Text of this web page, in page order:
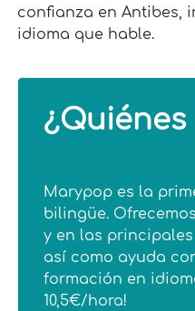
confianza en Antibes,
idioma que hable.
¿Quiénes
Marypop es la
bilingüe.
y en las
así como ayuda
formación en
10,5€/hora!